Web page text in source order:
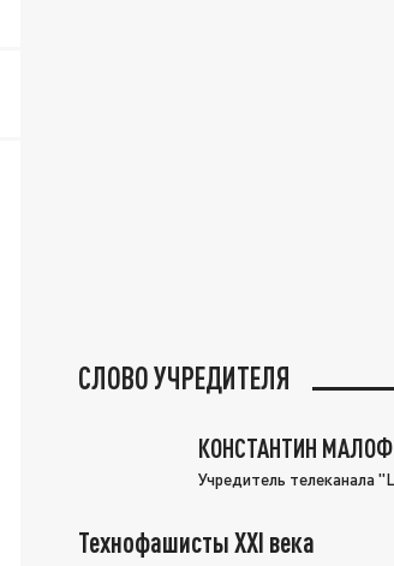
СЛОВО УЧРЕДИТЕЛЯ
КОНСТАНТИН
Учредитель телеканала
Технофашисты XXI века